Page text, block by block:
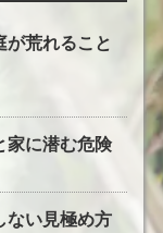
が荒れること
家に潜む危険
ない見極め方